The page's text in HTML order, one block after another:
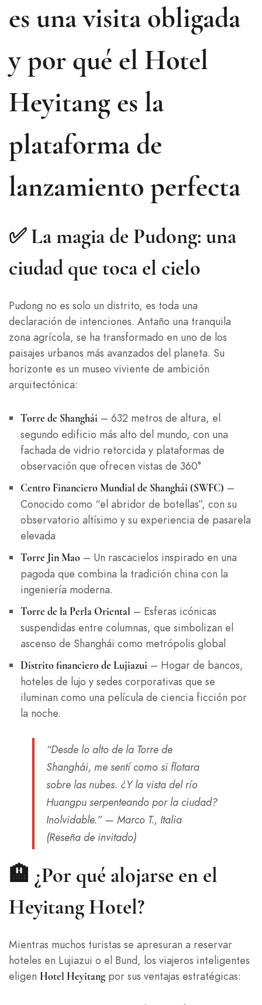
es una visita obligada
y por qué el Hotel
Heyitang es la
plataforma de
lanzamiento perfecta
✅ La magia de Pudong: una
ciudad que toca el cielo
Pudong no es solo un distrito, es toda una
declaración de intenciones. Antaño una tranquila
zona agrícola, se ha transformado en uno de los
paisajes urbanos más avanzados del planeta. Su
horizonte es un museo viviente de ambición
arquitectónica:
Torre de Shanghái – 632 metros de altura, el
segundo edificio más alto del mundo, con una
fachada de vidrio retorcida y plataformas de
observación que ofrecen vistas de 360°
Centro Financiero Mundial de Shanghái (SWFC) –
Conocido como “el abridor de botellas”, con su
observatorio altísimo y su experiencia de pasarela
elevada
Torre Jin Mao– Un rascacielos inspirado en una
pagoda que combina la tradición china con la
ingeniería moderna.
Torre de la Perla Oriental – Esferas icónicas
suspendidas entre columnas, que simbolizan el
ascenso de Shanghái como metrópolis global
Distrito financiero de Lujiazui – Hogar de bancos,
hoteles de lujo y sedes corporativas que se
iluminan como una película de ciencia ficción por
la noche.
“Desde lo alto de la Torre de
Shanghái, me sentí como si flotara
sobre las nubes. ¿Y la vista del río
Huangpu serpenteando por la ciudad?
Inolvidable.”— Marco T., Italia
(Reseña de invitado)
🏨 ¿Por qué alojarse en el
Heyitang Hotel?
Mientras muchos turistas se apresuran a reservar
hoteles en Lujiazui o el Bund, los viajeros inteligentes
eligen Hotel Heyitang por sus ventajas estratégicas: